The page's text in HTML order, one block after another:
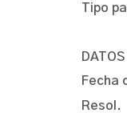
Tipo
Fecha